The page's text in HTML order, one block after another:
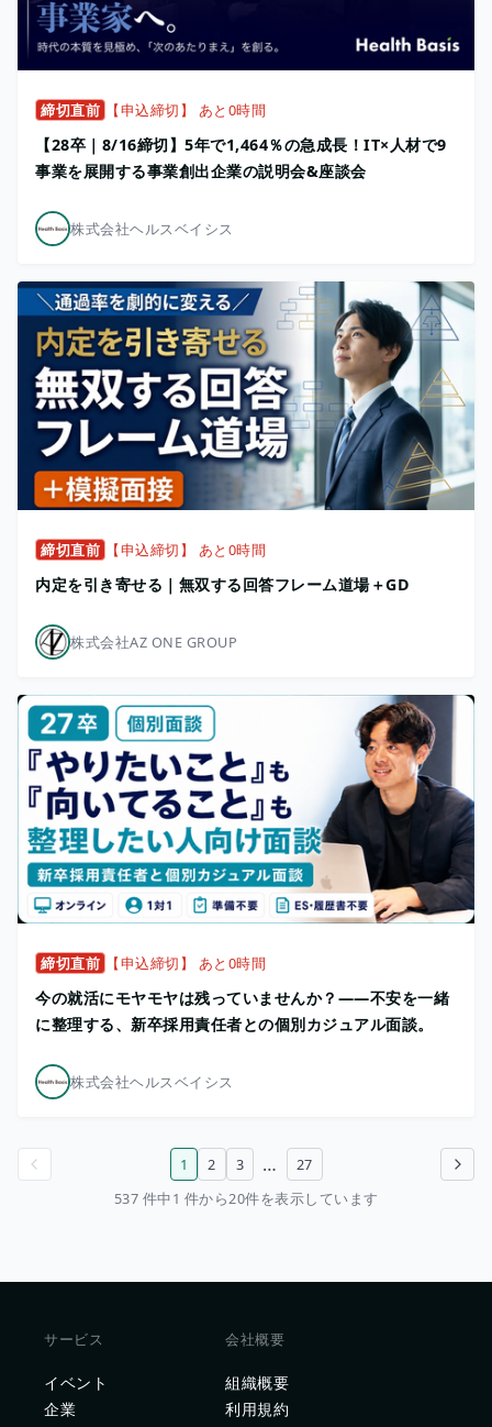
締切直前 【申込締切】 あと0時間
【28卒｜8/16締切】5年で1,464％の急成長！IT×人材で9
事業を展開する事業創出企業の説明会&座談会
株式会社ヘルスベイシス
締切直前 【申込締切】 あと0時間
内定を引き寄せる｜無双する回答フレーム道場＋GD
株式会社AZ ONE GROUP
締切直前 【申込締切】 あと0時間
今の就活にモヤモヤは残っていませんか？——不安を一緒
に整理する、新卒採用責任者との個別カジュアル面談。
株式会社ヘルスベイシス
次のページ
1 2 3 …
27
537 件中1 件から20件を表示しています
サービス
イベント
企業
会社概要
組織概要
利用規約